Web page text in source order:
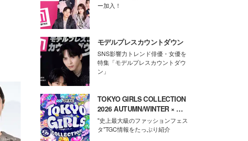
ー加入！
モデルプレスカウントダウン
SNS影響力トレンド俳優・女優を
特集「モデルプレスカウントダウ
ン」
TOKYO GIRLS COLLECTION
2026 AUTUMN/WINTER × モ
デルプレス
"史上最大級のファッションフェス
タ"TGC情報をたっぷり紹介